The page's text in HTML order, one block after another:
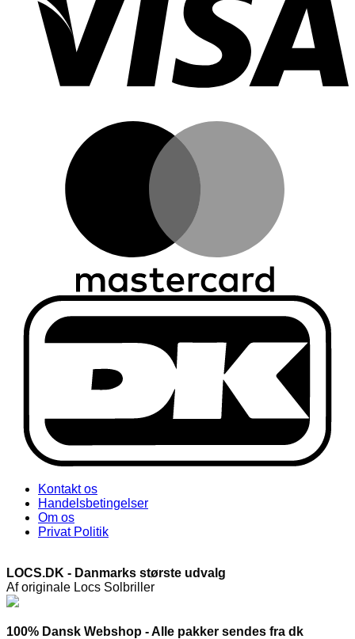
Kontakt os
Handelsbetingelser
Om os
Privat Politik
LOCS.DK - Danmarks største udvalg
Af originale Locs Solbriller
100% Dansk Webshop - Alle pakker sendes fra dk